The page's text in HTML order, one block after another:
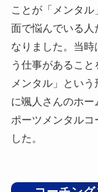
ことが「メンタ
面で悩んでいる人
なりました。当
う仕事があるこ
メンタル」とい
に颯人さんのホ
ポーツメンタル
した。